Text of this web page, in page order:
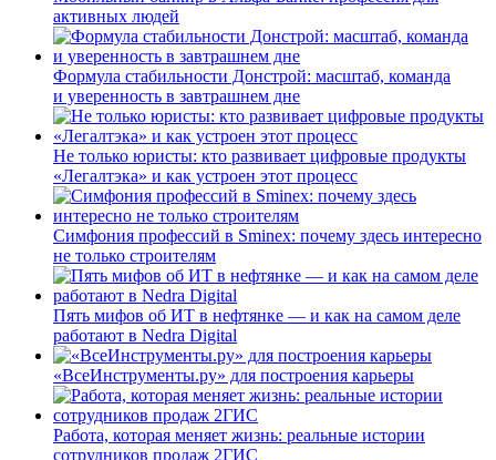
активных людей
Формула стабильности Донстрой: масштаб, команда
и уверенность в завтрашнем дне
Не только юристы: кто развивает цифровые продукты
«Легалтэка» и как устроен этот процесс
Симфония профессий в Sminex: почему здесь интересно
не только строителям
Пять мифов об ИТ в нефтянке — и как на самом деле
работают в Nedra Digital
«ВсеИнструменты.ру» для построения карьеры
Работа, которая меняет жизнь: реальные истории
сотрудников продаж 2ГИС